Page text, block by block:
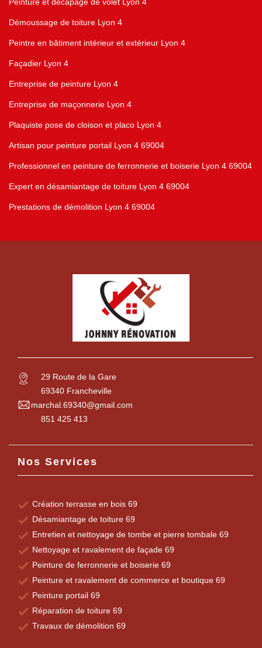
Démoussage de toiture Lyon 4
Peintre en bâtiment intérieur et extérieur Lyon 4
Façadier Lyon 4
Entreprise de peinture Lyon 4
Entreprise de maçonnerie Lyon 4
Plaquiste pose de cloison et placo Lyon 4
Artisan pour peinture portail Lyon 4 69004
Professionnel en peinture de ferronnerie et boiserie Lyon 4 69004
Expert en désamiantage de toiture Lyon 4 69004
Prestations de démolition Lyon 4 69004
29 Route de la Gare
69340 Francheville
marchal.69340@gmail.com
851 425 413
Nos Services
Création terrasse en bois 69
Désamiantage de toiture 69
Entretien et nettoyage de tombe et pierre tombale 69
Nettoyage et ravalement de façade 69
Peinture de ferronnerie et boiserie 69
Peinture et ravalement de commerce et boutique 69
Peinture portail 69
Réparation de toiture 69
Travaux de démolition 69